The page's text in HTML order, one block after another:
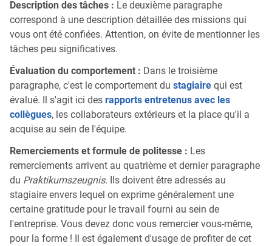
Description des tâches : Le deuxième paragraphe
correspond à une description détaillée des missions qui
vous ont été confiées. Attention, on évite de mentionner les
tâches peu significatives.
Évaluation du comportement : Dans le troisième
paragraphe, c'est le comportement du stagiaire qui est
évalué. Il s'agit ici des rapports entretenus avec les
collègues, les collaborateurs extérieurs et la place qu'il a
acquise au sein de l'équipe.
Remerciements et formule de politesse : Les
remerciements arrivent au quatrième et dernier paragraphe
du Praktikumszeugnis. Ils doivent être adressés au
stagiaire envers lequel on exprime généralement une
certaine gratitude pour le travail fourni au sein de
l'entreprise. Vous devez donc vous remercier vous-même,
pour la forme ! Il est également d'usage de profiter de cet